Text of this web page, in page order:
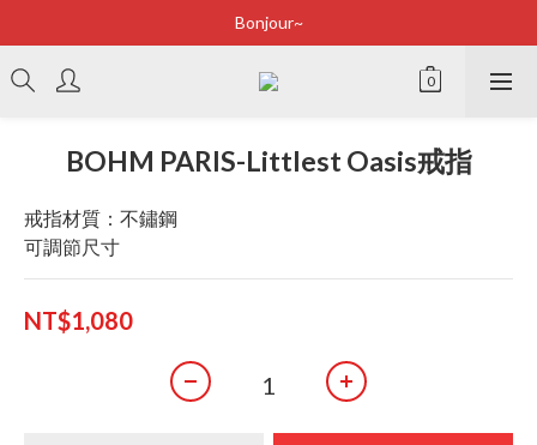
Bonjour~
Bonjour~
立即加入會員享有100元購物金
Bonjour~
BOHM PARIS-Littlest Oasis戒指
戒指材質：不鏽鋼
可調節尺寸
NT$1,080